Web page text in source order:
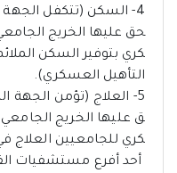
4- السكن (تتكفل الجهة
حق عليها الخريج
كري بتوفير السكن
التأهيل العسكري).
5- العلاج (تؤمن الجهة
ق عليها الخريج
كري للجامعيين العلاج
أحد أفرع مستشفيات